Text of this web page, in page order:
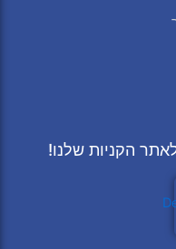
הקניות שלנו!